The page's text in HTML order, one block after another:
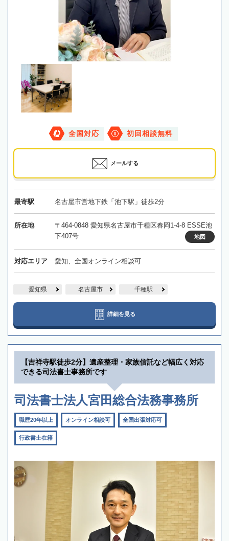
全国対応 初回相談無料
メールする
最寄駅 名古屋市営地下鉄「池下駅」徒歩2分
所在地
〒464-0848 愛知県名古屋市千種区春岡1-4-8 ESSE池
下407号
地図
対応エリア 愛知、全国オンライン相談可
愛知県 名古屋市 千種駅
詳細を見る
【吉祥寺駅徒歩2分】遺産整理・家族信託など幅広く対応
できる司法書士事務所です
司法書士法人宮田総合法務事務所
職歴20年以上 オンライン相談可 全国出張対応可
行政書士在籍